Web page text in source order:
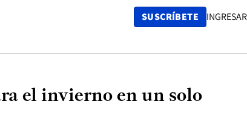
SUSCRÍBETE INGRESAR
el invierno en un solo